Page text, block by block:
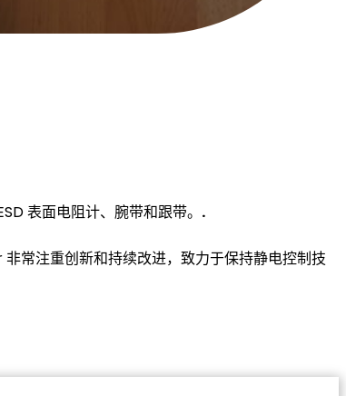
表面电阻计、腕带和跟带。 .
常注重创新和持续改进，致力于保持静电控制技